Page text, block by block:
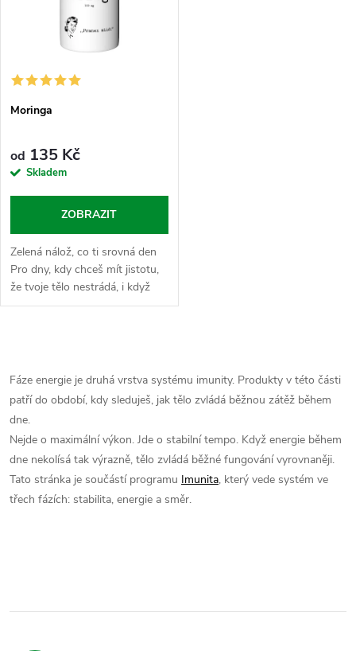
Moringa
od 135 Kč
Skladem
ZOBRAZIT
Zelená nálož, co ti srovná den
Pro dny, kdy chceš mít jistotu,
že tvoje tělo nestrádá, i když
zrovna nestíháš hlídat každou
v
l
á
d
a
p
Fáze energie je druhá vrstva systému imunity. Produkty v této části
patří do období, kdy sleduješ, jak tělo zvládá běžnou zátěž během
dne.
Nejde o maximální výkon. Jde o stabilní tempo. Když energie během
dne nekolísá tak výrazně, tělo zvládá běžné fungování vyrovnaněji.
Tato stránka je součástí programu Imunita, který vede systém ve
třech fázích: stabilita, energie a směr.